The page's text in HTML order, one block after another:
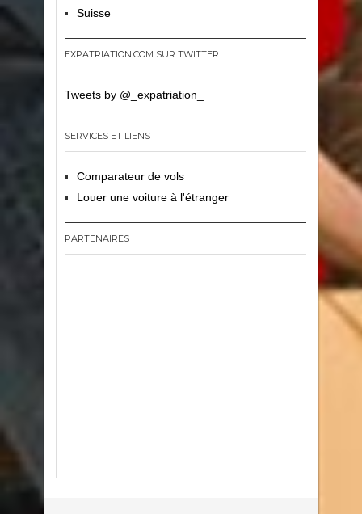
Suisse
EXPATRIATION.COM SUR TWITTER
Tweets by @_expatriation_
SERVICES ET LIENS
Comparateur de vols
Louer une voiture à l'étranger
PARTENAIRES